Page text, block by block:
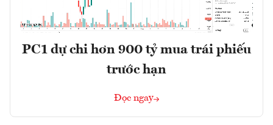
PC1 dự chi hơn 900 tỷ mua trái phiếu
trước hạn
Đọc ngay